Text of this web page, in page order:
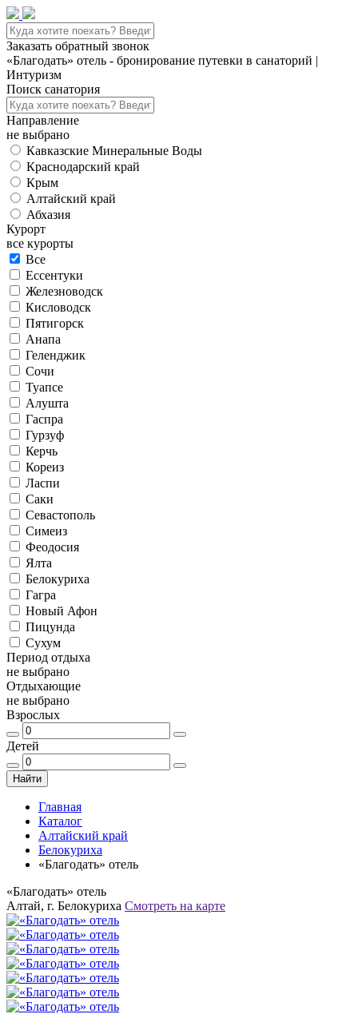
Заказать обратный звонок
«Благодать» отель - бронирование путевки в санаторий |
Интуризм
Поиск санатория
Направление
не выбрано
Кавказские Минеральные Воды
Краснодарский край
Крым
Алтайский край
Абхазия
Курорт
все курорты
Все
Ессентуки
Железноводск
Кисловодск
Пятигорск
Анапа
Геленджик
Сочи
Туапсе
Алушта
Гаспра
Гурзуф
Керчь
Кореиз
Ласпи
Саки
Севастополь
Симеиз
Феодосия
Ялта
Белокуриха
Гагра
Новый Афон
Пицунда
Сухум
Период отдыха
не выбрано
Отдыхающие
не выбрано
Взрослых
Детей
Найти
Главная
Каталог
Алтайский край
Белокуриха
«Благодать» отель
«Благодать» отель
Алтай, г. Белокуриха Смотреть на карте